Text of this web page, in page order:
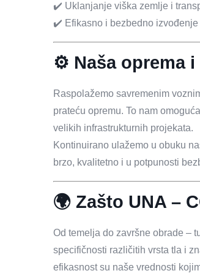
✔️ Uklanjanje viška zemlje i
✔️ Efikasno i bezbedno
⚙️ Naša oprema
Raspolažemo savremenim
prateću opremu. To nam
velikih infrastrukturnih projekata.
Kontinuirano ulažemo u obuku
brzo, kvalitetno i u potpunosti
🌍 Zašto UNA –
Od temelja do završne obrade –
specifičnosti različitih vrsta tla i
efikasnost su naše vrednosti